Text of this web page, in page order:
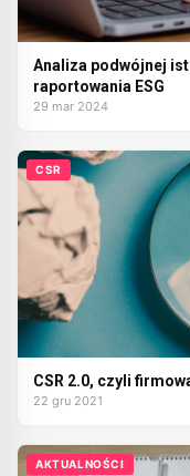
Analiza podwójnej
raportowania ESG
29 mar 2024
CSR
CSR 2.0, czyli
22 gru 2021
AKTUALNOŚCI